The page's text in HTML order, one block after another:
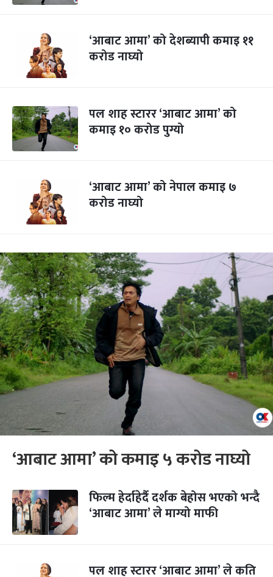
‘आबाट आमा’ को देशब्यापी कमाइ ११
करोड नाघ्यो
पल शाह स्टारर ‘आबाट आमा’ को
कमाइ १० करोड पुग्यो
‘आबाट आमा’ को नेपाल कमाइ ७
करोड नाघ्यो
‘आबाट आमा’ को कमाइ ५ करोड नाघ्यो
फिल्म हेर्दाहेर्दै दर्शक बेहोस भएको भन्दै
‘आबाट आमा’ ले माग्यो माफी
पल शाह स्टारर ‘आबाट आमा’ ले कति